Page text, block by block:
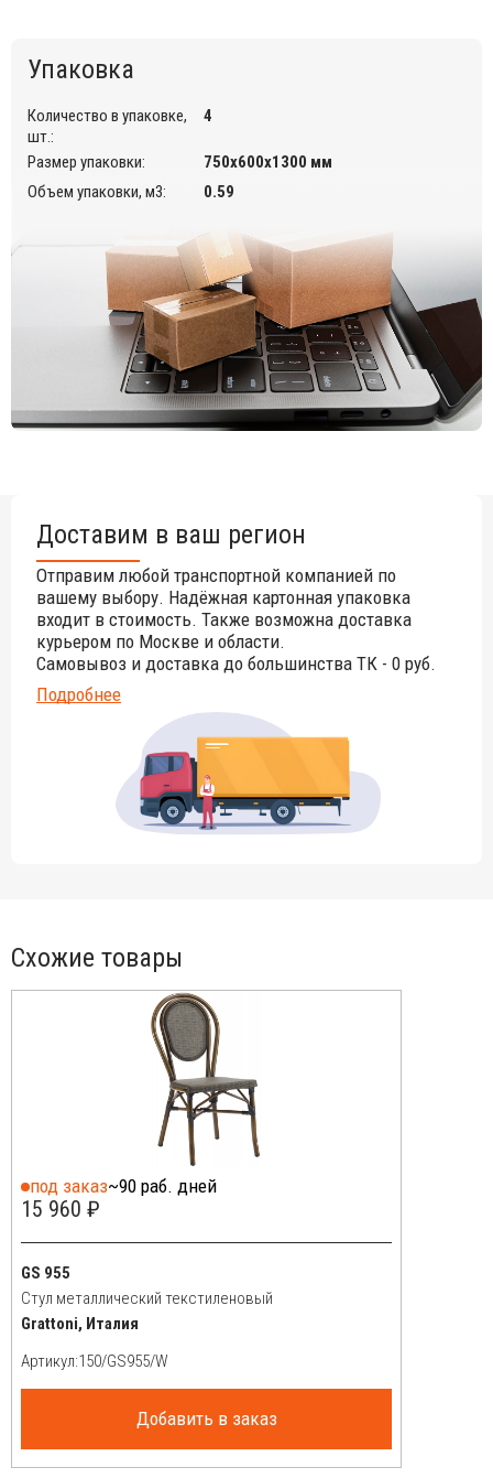
Упаковка
Количество в упаковке,
шт.:
4
Размер упаковки:
750х600х1300 мм
Объем упаковки, м3:
0.59
Доставим в ваш регион
Отправим любой транспортной компанией по
вашему выбору. Надёжная картонная упаковка
входит в стоимость. Также возможна доставка
курьером по Москве и области.
Самовывоз и доставка до большинства ТК - 0 руб.
Подробнее
Схожие товары
под заказ~90 раб. дней
15 960 ₽
GS 955
Стул металлический текстиленовый
Grattoni, Италия
Артикул:
Добавить в заказ